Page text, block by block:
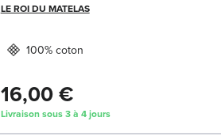
LE ROI DU MATELAS
100% coton
16,00 €
Livraison sous 3 à 4 jours